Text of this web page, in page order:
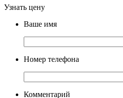
Узнать цену
Ваше имя
Номер телефона
Комментарий